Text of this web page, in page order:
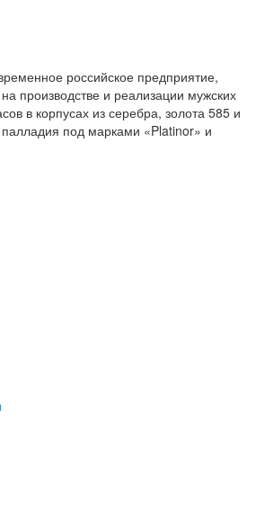
российское предприятие,
производстве и реализации мужских
в корпусах из серебра, золота 585 и
под марками «Platinor» и